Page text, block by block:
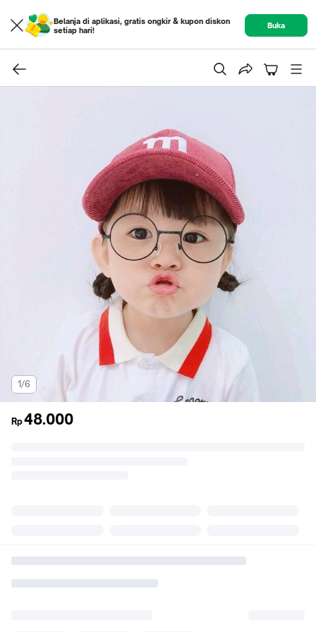
Belanja di aplikasi, gratis ongkir & kupon diskon
setiap hari!
Buka
1/6
Rp48.000